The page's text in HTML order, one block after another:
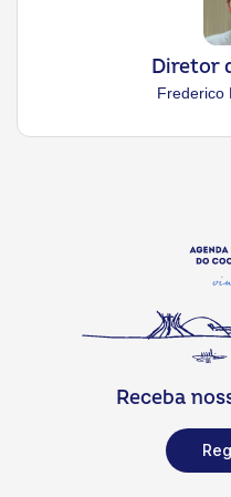
Diretor
Frederico
Receba